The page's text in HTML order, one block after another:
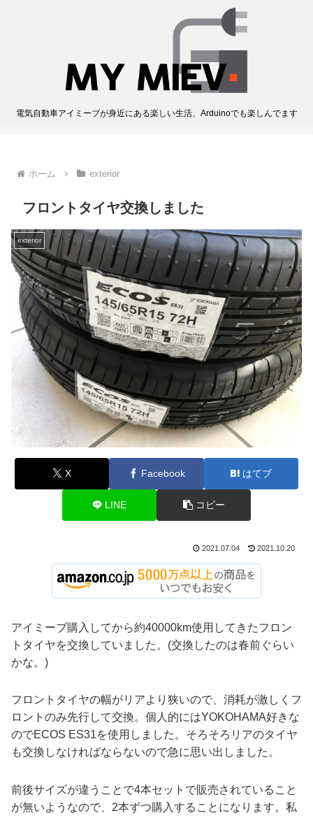
電気自動車アイミーブが身近にある楽しい生活、Arduinoでも楽しんでます
ホーム exterior
フロントタイヤ交換しました
exterior
X Facebook はてブ
LINE コピー
2021.07.04 2021.10.20
アイミーブ購入してから約40000km使用してきたフロン
トタイヤを交換していました。(交換したのは春前ぐらい
かな。)
フロントタイヤの幅がリアより狭いので、消耗が激しくフ
ロントのみ先行して交換。個人的にはYOKOHAMA好きな
のでECOS ES31を使用しました。そろそろリアのタイヤ
も交換しなければならないので急に思い出しました。
前後サイズが違うことで4本セットで販売されていること
が無いようなので、2本ずつ購入することになります。私